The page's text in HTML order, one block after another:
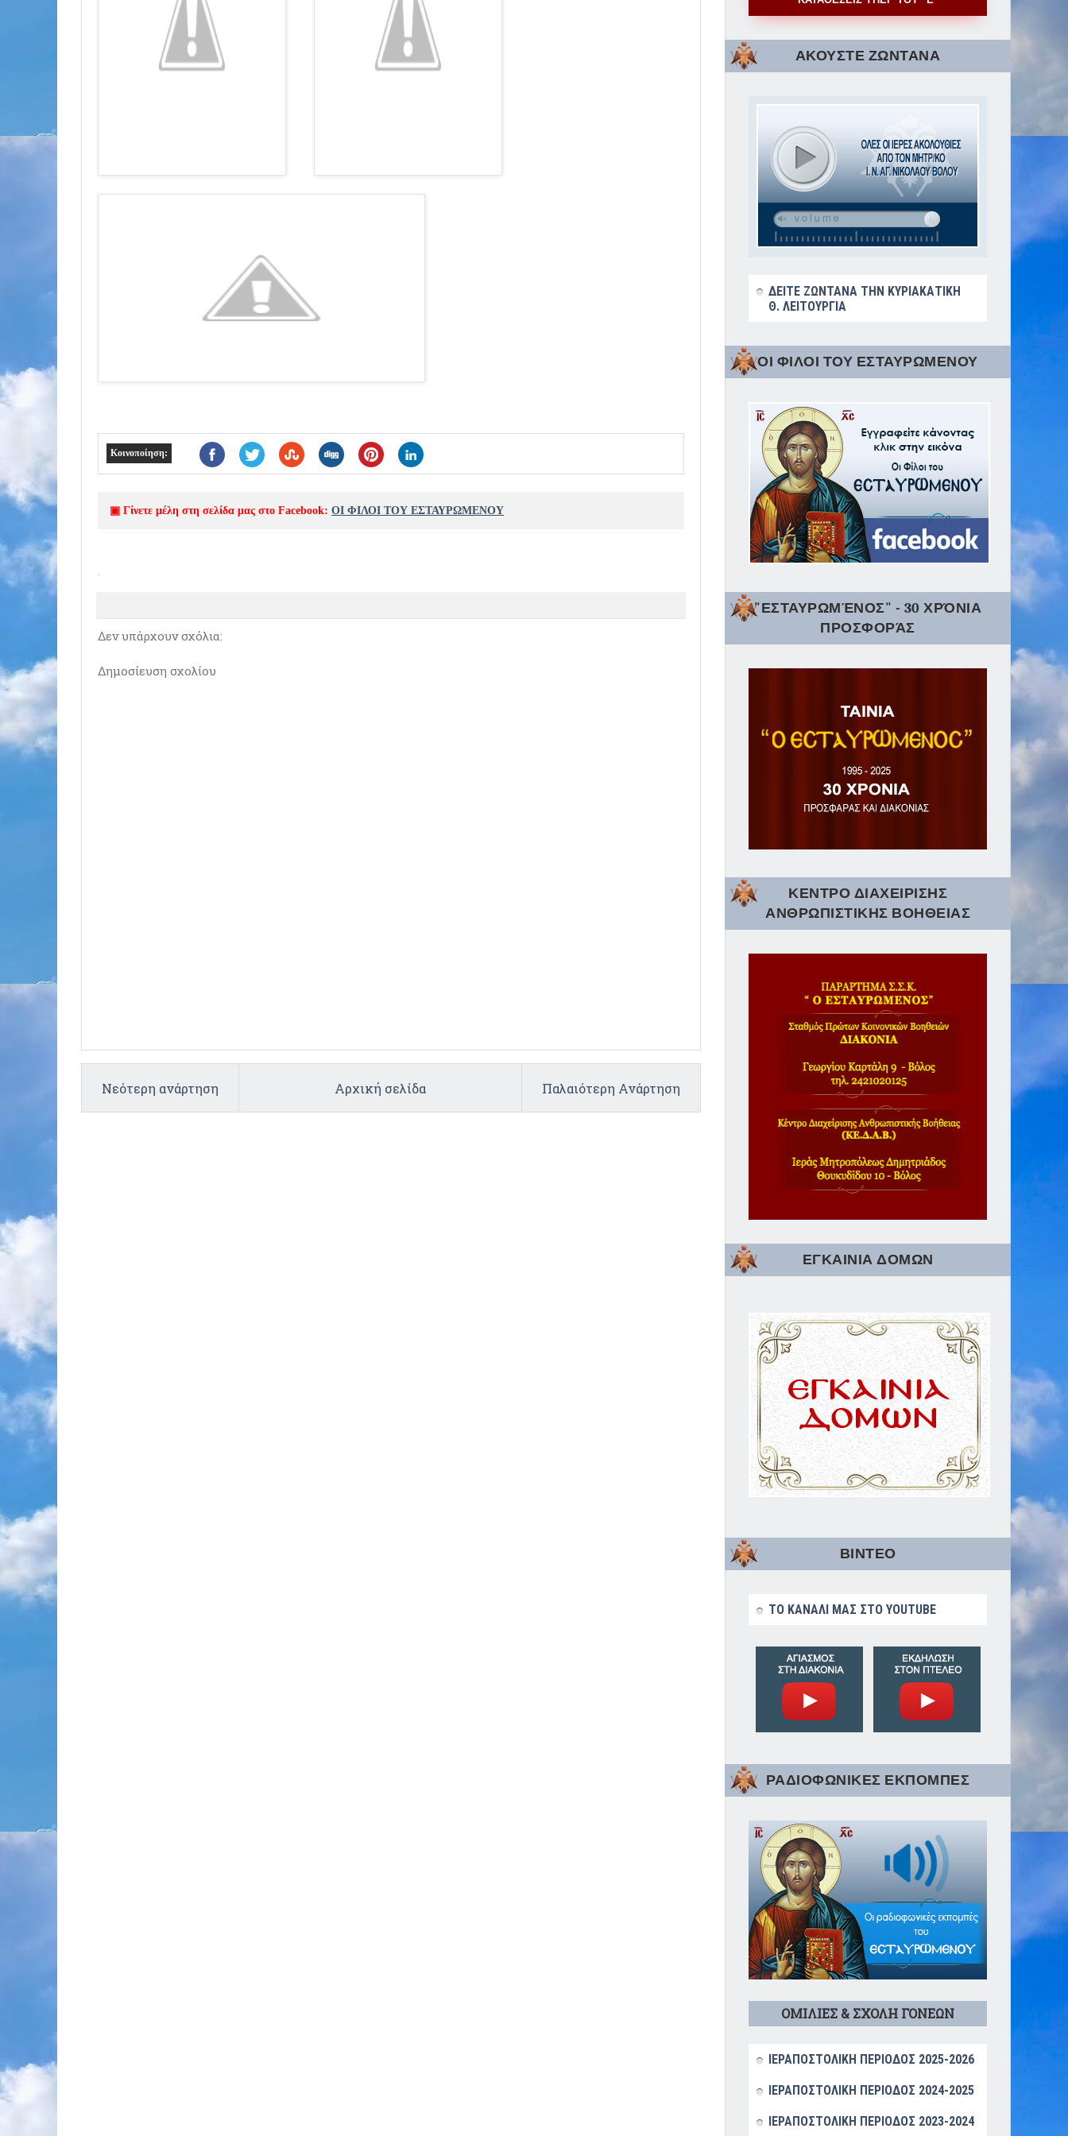
Κοινοποίηση:
▣ Γίνετε μέλη στη σελίδα μας στο Facebook: ΟΙ ΦΙΛΟΙ ΤΟΥ ΕΣΤΑΥΡΩΜΕΝΟΥ
Δεν υπάρχουν σχόλια:
Δημοσίευση σχολίου
Νεότερη ανάρτηση Παλαιότερη Ανάρτηση
Αρχική σελίδα
ΑΚΟΥΣΤΕ ΖΩΝΤΑΝΑ
ΔΕΙΤΕ ΖΩΝΤΑΝΑ ΤΗΝ ΚΥΡΙΑΚΑΤΙΚΗ
Θ. ΛΕΙΤΟΥΡΓΙΑ
ΟΙ ΦΙΛΟΙ ΤΟΥ ΕΣΤΑΥΡΩΜΕΝΟΥ
"ΕΣΤΑΥΡΩΜΈΝΟΣ" - 30 ΧΡΌΝΙΑ
ΠΡΟΣΦΟΡΆΣ
ΚΕΝΤΡΟ ΔΙΑΧΕΙΡΙΣΗΣ
ΑΝΘΡΩΠΙΣΤΙΚΗΣ ΒΟΗΘΕΙΑΣ
ΕΓΚΑΙΝΙΑ ΔΟΜΩΝ
ΒΙΝΤΕΟ
ΤΟ ΚΑΝΑΛΙ ΜΑΣ ΣΤΟ YOUTUBE
ΡΑΔΙΟΦΩΝΙΚΕΣ ΕΚΠΟΜΠΕΣ
ΟΜΙΛΙΕΣ & ΣΧΟΛΗ ΓΟΝΕΩΝ
ΙΕΡΑΠΟΣΤΟΛΙΚΗ ΠΕΡΙΟΔΟΣ 2025-2026
ΙΕΡΑΠΟΣΤΟΛΙΚΗ ΠΕΡΙΟΔΟΣ 2024-2025
ΙΕΡΑΠΟΣΤΟΛΙΚΗ ΠΕΡΙΟΔΟΣ 2023-2024